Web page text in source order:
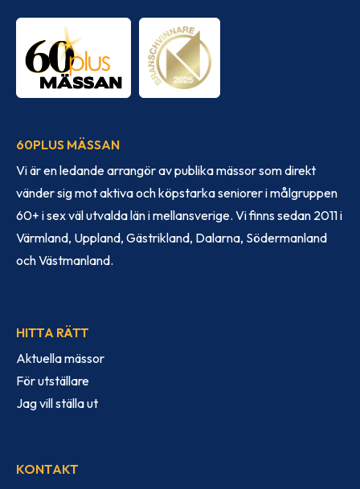
60PLUS MÄSSAN
Vi är en ledande arrangör av publika mässor som direkt
vänder sig mot aktiva och köpstarka seniorer i målgruppen
60+ i sex väl utvalda län i mellansverige. Vi finns sedan 2011 i
Värmland, Uppland, Gästrikland, Dalarna, Södermanland
och Västmanland.
HITTA RÄTT
Aktuella mässor
För utställare
Jag vill ställa ut
KONTAKT